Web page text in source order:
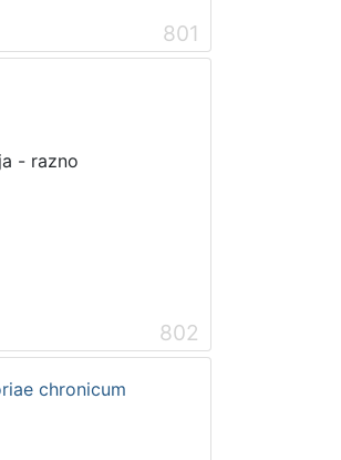
801
- razno
802
chronicum